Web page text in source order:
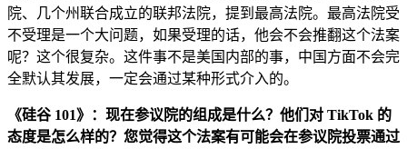
院、几个州联合成立的联邦法院，提到最高法院。最高法院受
不受理是一个大问题，如果受理的话，他会不会推翻这个法案
呢？这个很复杂。这件事不是美国内部的事，中国方面不会完
全默认其发展，一定会通过某种形式介入的。
《硅谷 101》：现在参议院的组成是什么？他们对 TikTok 的
态度是怎么样的？您觉得这个法案有可能会在参议院投票通过